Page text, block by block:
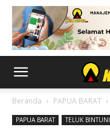
Beranda PAPUA BARAT
PAPUA BARAT TELUK BINTUNI